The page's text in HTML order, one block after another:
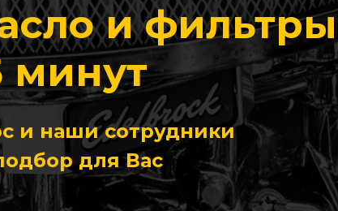
и фильтры
минут
и наши сотрудники
для Вас